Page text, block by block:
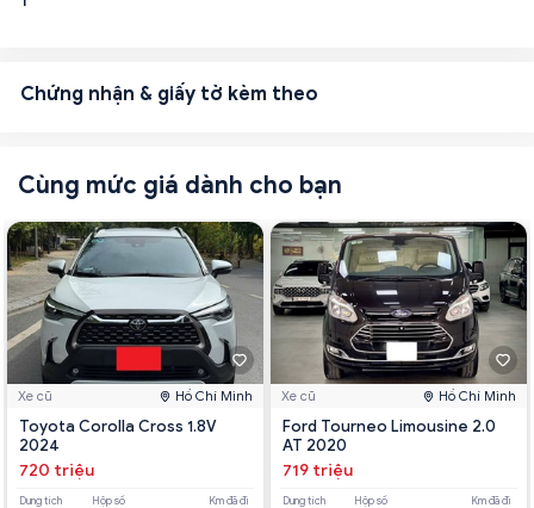
Chứng nhận & giấy tờ kèm theo
Cùng mức giá dành cho bạn
Xe cũ Hồ Chí Minh
Toyota Corolla Cross 1.8V
2024
720 triệu
Dung tích Hộp số Km đã đi
Xe cũ Hồ Chí Minh
Ford Tourneo Limousine 2.0
AT 2020
719 triệu
Dung tích Hộp số Km đã đi